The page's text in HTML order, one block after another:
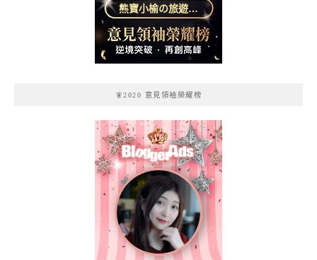
熊寶小榆の旅遊日
記
🧚2020 意見領袖榮耀榜